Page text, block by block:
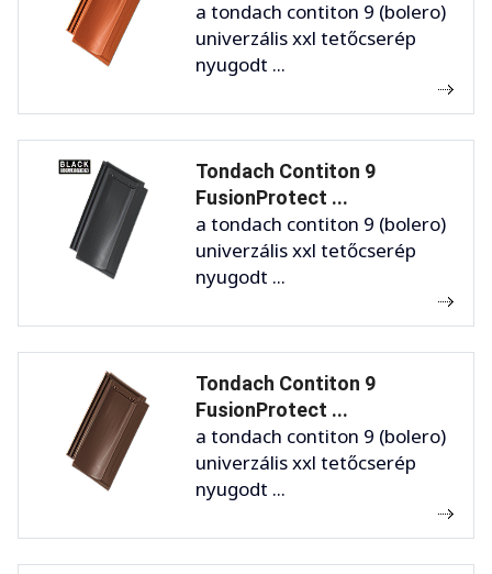
a tondach contiton 9 (bolero)
univerzális xxl tetőcserép
nyugodt ...
Tondach Contiton 9
FusionProtect ...
a tondach contiton 9 (bolero)
univerzális xxl tetőcserép
nyugodt ...
Tondach Contiton 9
FusionProtect ...
a tondach contiton 9 (bolero)
univerzális xxl tetőcserép
nyugodt ...